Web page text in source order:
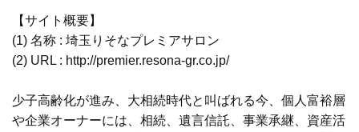
【サイト概要】
(1) 名称 : 埼玉りそなプレミアサロン
(2) URL : http://premier.resona-gr.co.jp/
少子高齢化が進み、大相続時代と叫ばれる今、個人富裕層
や企業オーナーには、相続、遺言信託、事業承継、資産活